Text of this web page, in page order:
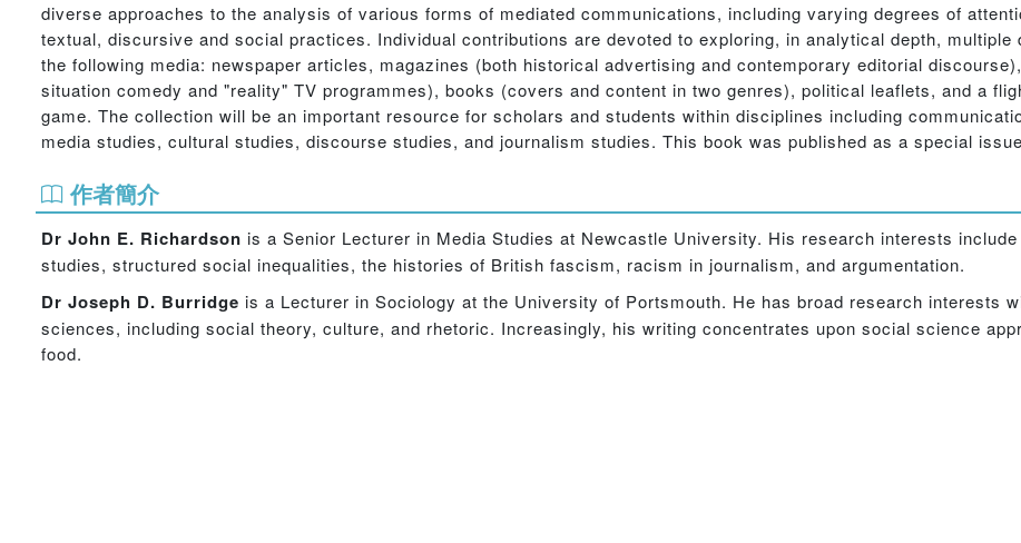
diverse approaches to the analysis of various forms of mediated communications, including varying degrees of
textual, discursive and social practices. Individual contributions are devoted to exploring, in analytical depth, multiple
the following media: newspaper articles, magazines (both historical advertising and contemporary editorial
situation comedy and "reality" TV programmes), books (covers and content in two genres), political leaflets, and a
game. The collection will be an important resource for scholars and students within disciplines including
media studies, cultural studies, discourse studies, and journalism studies. This book was published as a special
作者簡介
Dr John E. Richardson is a Senior Lecturer in Media Studies at Newcastle University. His research interests
studies, structured social inequalities, the histories of British fascism, racism in journalism, and argumentation.
Dr Joseph D. Burridge is a Lecturer in Sociology at the University of Portsmouth. He has broad research interests
sciences, including social theory, culture, and rhetoric. Increasingly, his writing concentrates upon social science
food.